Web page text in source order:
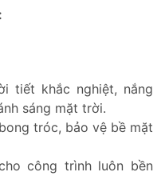
tiết khắc nghiệt, nắng
sáng mặt trời.
tróc, bảo vệ bề mặt
công trình luôn bền